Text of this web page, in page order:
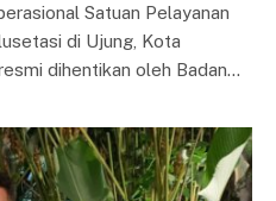
Satuan Pelayanan
di Ujung, Kota
dihentikan oleh Badan…